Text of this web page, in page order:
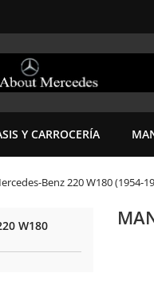
Y CARROCERÍA
Benz 220 W180 (1954-
W180